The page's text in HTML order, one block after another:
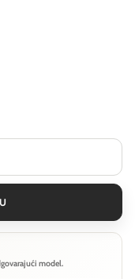
Lux V-LINE SP - Bijela
model.